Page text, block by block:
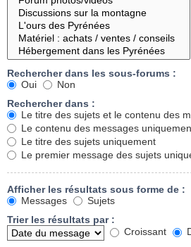
Rechercher dans les sous-forums :
Oui
Non
Rechercher dans :
Le titre des sujets et le contenu des
Le contenu des messages
Le titre des sujets uniquement
Le premier message des sujets
Afficher les résultats sous forme de :
Messages
Sujets
Trier les résultats par :
Croissant